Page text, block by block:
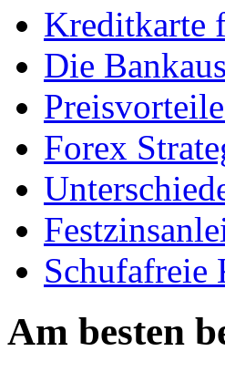
Kreditkarte
Die
Forex
Schufafreie
Am besten